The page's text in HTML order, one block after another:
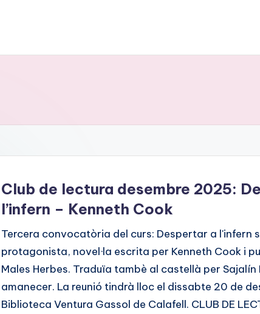
Club de lectura desembre 2025:
l’infern – Kenneth Cook
Tercera convocatòria del curs: Despertar a l'infern
protagonista, novel·la escrita per Kenneth Cook i
Males Herbes. Traduïa tambè al castellà per Sajalín
amanecer. La reunió tindrà lloc el dissabte 20 de
Biblioteca Ventura Gassol de Calafell. CLUB DE